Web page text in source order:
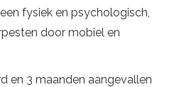
fysiek en psychologisch,
door mobiel en
en 3 maanden aangevallen